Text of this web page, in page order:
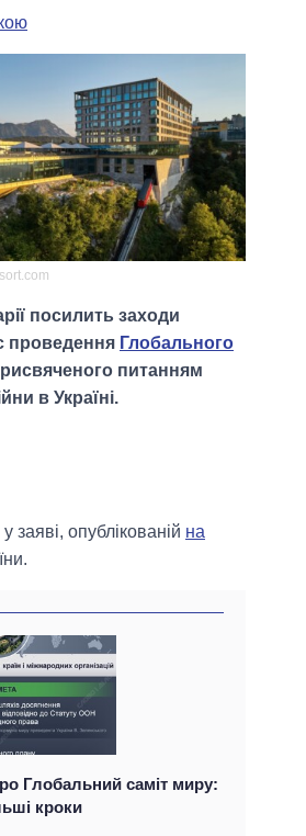
посилить заходи
проведення Глобального
питанням
в Україні.
заяві, опублікованій на
Глобальний саміт миру:
кроки